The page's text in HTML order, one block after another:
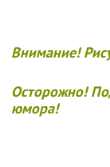
Внимание!
Осторожно!
юмора!